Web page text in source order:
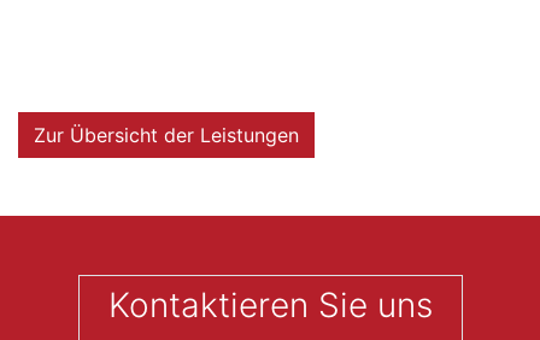
Zur Übersicht der Leistungen
Kontaktieren Sie uns